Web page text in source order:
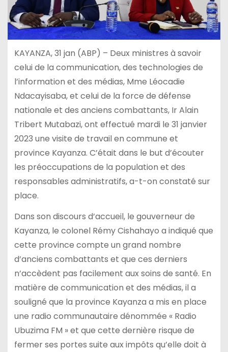
KAYANZA, 31 jan (ABP) – Deux ministres à savoir
celui de la communication, des technologies de
l’information et des médias, Mme Léocadie
Ndacayisaba, et celui de la force de défense
nationale et des anciens combattants, Ir Alain
Tribert Mutabazi, ont effectué mardi le 31 janvier
2023 une visite de travail en commune et
province Kayanza. C’était dans le but d’écouter
les préoccupations de la population et des
responsables administratifs, a-t-on constaté sur
place.
Dans son discours d’accueil, le gouverneur de
Kayanza, le colonel Rémy Cishahayo a indiqué que
cette province compte un grand nombre
d’anciens combattants et que ces derniers
n’accèdent pas facilement aux soins de santé. En
matière de communication et des médias, il a
souligné que la province Kayanza a mis en place
une radio communautaire dénommée « Radio
Ubuzima FM » et que cette dernière risque de
fermer ses portes suite aux impôts qu’elle doit à